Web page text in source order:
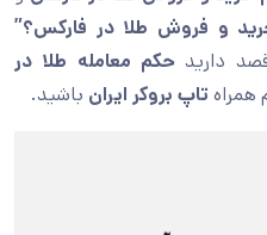
و فروش طلا در فارکس؟”
داریدحکم معامله طلا در
همراه تاپ بروکر ایران باشید.